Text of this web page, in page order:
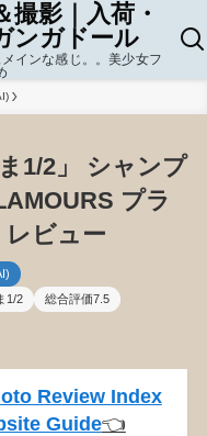
影｜入荷・
ンガドール
インな感じ。。美少女フ
1/2」 シャンプ
プラ
ビュー
1/2 総合評価7.5
Review Index
Guide👈️